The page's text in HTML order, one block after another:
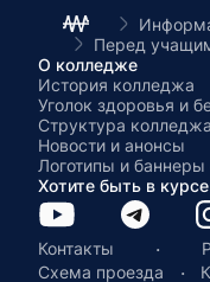
О колледже
История колледжа
Уголок здоровья и
Структура колледжа
Новости и анонсы
Логотипы и баннеры
Хотите быть в
Контакты ·
Схема проезда
·